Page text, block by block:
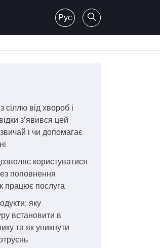
Рус
сіллю від хвороб і
з’явився цей
і чи допомагає
користуватися
поповнення
працює послуга
яку
встановити в
та як уникнути